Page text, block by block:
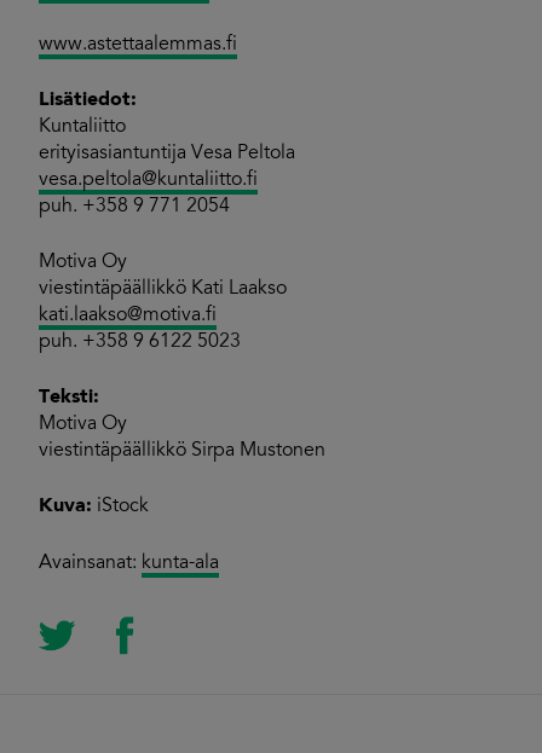
www.astettaalemmas.fi
Lisätiedot:
Kuntaliitto
erityisasiantuntija Vesa Peltola
vesa.peltola@kuntaliitto.fi
puh. +358 9 771 2054
Motiva Oy
viestintäpäällikkö Kati Laakso
kati.laakso@motiva.fi
puh. +358 9 6122 5023
Teksti:
Motiva Oy
viestintäpäällikkö Sirpa Mustonen
Kuva: iStock
Avainsanat: kunta-ala